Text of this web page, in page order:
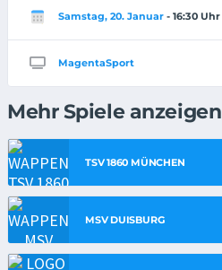
Samstag, 20. Januar - 16:30 Uhr
MagentaSport
Mehr Spiele anzeigen
TSV 1860 MÜNCHEN
MSV DUISBURG